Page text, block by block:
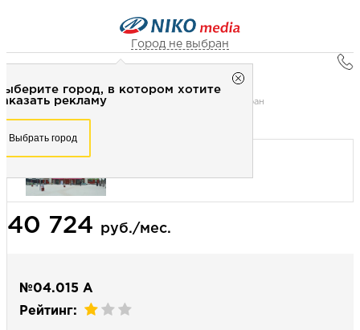
Город не выбран
город, в котором хотите
рекламу
Выбрать город
Город не выбран
Рекламное агентство НИКО-медиа
+7 (3462) 550-877
Выберите свой город
Наружная реклама
Digital Билборд 3,84х2,3 (сторона А) - Видеоэкран
40 724 руб./мес.
№04.015 А
Рейтинг: